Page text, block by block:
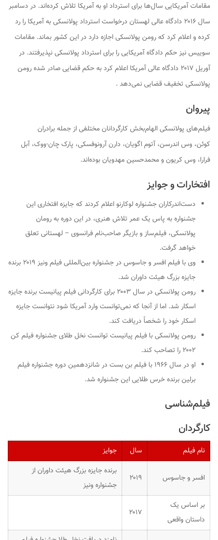
مقامات آمریکایی سال‌ها برای استرداد او به آمریکا تلاش کرده‌اند. در دسامبر
سال ۲۰۱۶ دادگاه عالی لهستان درخواست استرداد پولانسکی به آمریکا را رد
کرده و اعلام کرد که رومن پولانسکی اجازه دارد در این کشور بماند. مقامات
سوییس نیز حکم دادگاه آمریکایی را برای استرداد پولانسکی نپذیرفتند. در
آوریل ۲۰۱۷ دادگاه عالی آمریکا اعلام کرد به حکم قضایی صادر شده رومن
پولانسکی تخفیف قضایی نمی‌دهد .
پیروان
فیلم‌های پولانسکی الهام‌بخش کارگردانان مختلفی از جمله برادران
کوئن، وس اندرسن، آتوم اگویان، دارن آرونوفسکی، پارک چان-ووک، آبل
فرارا، وس کریون و محمدحسین مهدویان بوده‌اند.
افتخارات و جوایز
دست‌اندرکاران جشنواره لوکارنو اعلام کردند که جایزه افتخاری این
جشنواره به پاس یک عمر تلاش هنری، در این دوره به رومان
پولانسکی، فیلم‌ساز و بازیگر صاحب‌نام فرانسوی – لهستانی تعلق
خواهد گرفت.
وی با فیلم افسر و جاسوس در جشنواره بین‌المللی فیلم ونیز ۲۰۱۹ برنده
جایزه بزرگ هیئت داوران شد.
رومن پولانسکی در سال ۲۰۰۳ برای کارگردانی فیلم پیانیست برنده جایزه
اسکار شد. اما از آنجا که نمی‌توانست وارد آمریکا شود نتوانست جایزه
اسکار خود را شخصاً دریافت کند.
رومن پولانسکی با فیلم پیانیست توانست نخل طلای جشنواره فیلم کن
۲۰۰۲ را تصاحب کند.
او در سال ۱۹۶۶ با فیلم بن بست در شانزدهمین دوره جشنواره فیلم
برلین برنده خرس طلایی این جشنواره شد.
فیلم‌شناسی
کارگردان
نام فیلم سال جوایز
افسر و جاسوس ۲۰۱۹
برنده جایزه بزرگ هیئت داوران از
جشنواره ونیز
بر اساس یک
داستان واقعی
۲۰۱۷